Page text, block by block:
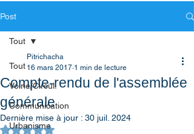
Post
Tout
Voirie/Circul.
Communication
Urbanisme
Tout
Compte-rendu de l'assemblée
générale
Pitrichacha
16 mars 2017 1 min de lecture
Dernière mise à jour : 30 juil. 2024
Noté NaN étoiles sur 5.